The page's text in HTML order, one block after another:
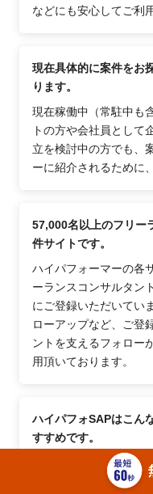
などにも安心してご利
現在具体的に案件をお
ります。
現在稼働中（常駐中も
トの方や会社員として
立を検討中の方でも、
ーに紹介されるために
57,000名以上のフリー
件サイトです。
ハイパフォーマーの各
ーランスコンサルタン
にご登録いただいてい
ローアップなど、ご登
ントを支えるフォロー
用頂いております。
ハイパフォSAPはこん
すすめです。
経験を積んで実力のあ
分の時間・自由を大切